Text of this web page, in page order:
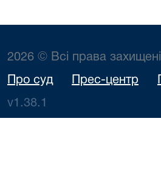
2026 © Всі права захищені
Про суд Прес-центр
v1.38.1